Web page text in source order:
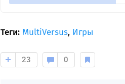
Теги: MultiVersus, Игры
23 0